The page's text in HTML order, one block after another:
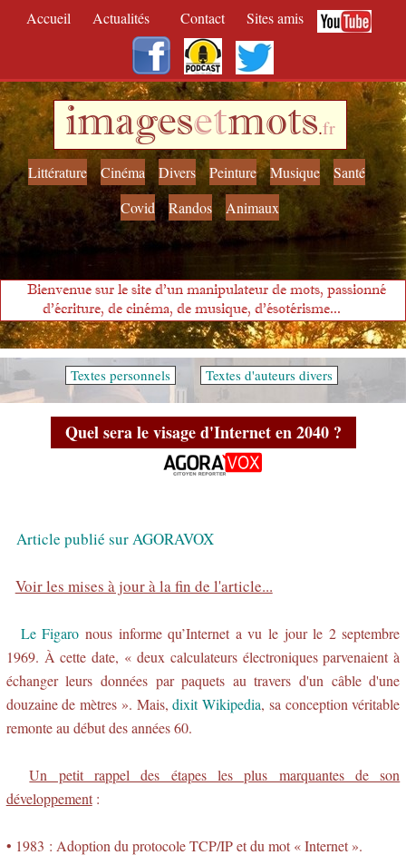
Accueil Actualités Contact Sites amis
imagesetmots.fr
Littérature Cinéma Divers Peinture Musique
Santé
Covid
Randos Animaux
Bienvenue sur le site d'un manipulateur de mots, passionné
d'écriture, de cinéma, de musique, d'ésotérisme...
Textes personnels Textes d'auteurs divers
Quel sera le visage d'Internet en 2040 ?
Article publié sur AGORAVOX
Voir les mises à jour à la fin de l'article...
Le Figaro nous informe qu’Internet a vu le jour le 2 septembre
1969. À cette date, « deux calculateurs électroniques parvenaient à
échanger leurs données par paquets au travers d'un câble d'une
douzaine de mètres ». Mais,dixit Wikipedia, sa conception véritable
remonte au début des années 60.
Un petit rappel des étapes les plus marquantes de son
développement:
• 1983 : Adoption du protocole TCP/IP et du mot « Internet ».